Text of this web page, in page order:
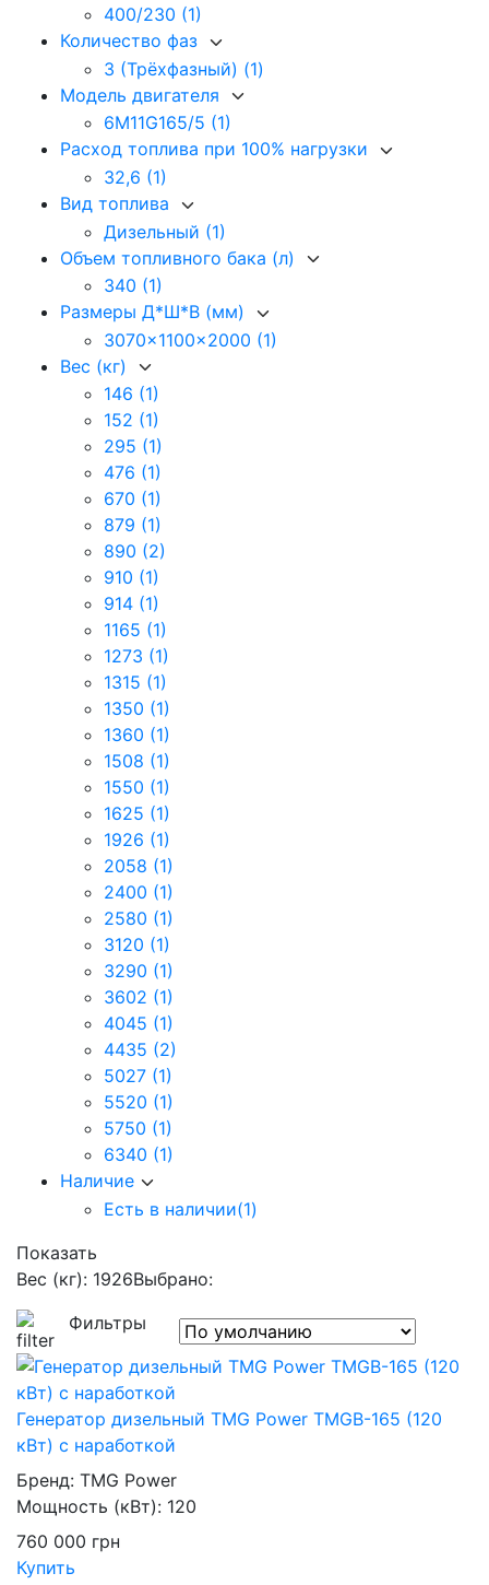
400/230 (1)
Количество фаз
3 (Трёхфазный) (1)
Модель двигателя
6M11G165/5 (1)
Расход топлива при 100% нагрузки
32,6 (1)
Вид топлива
Дизельный (1)
Объем топливного бака (л)
340 (1)
Размеры Д*Ш*В (мм)
3070x1100x2000 (1)
Вес (кг)
146 (1)
152 (1)
295 (1)
476 (1)
670 (1)
879 (1)
890 (2)
910 (1)
914 (1)
1165 (1)
1273 (1)
1315 (1)
1350 (1)
1360 (1)
1508 (1)
1550 (1)
1625 (1)
1926 (1)
2058 (1)
2400 (1)
2580 (1)
3120 (1)
3290 (1)
3602 (1)
4045 (1)
4435 (2)
5027 (1)
5520 (1)
5750 (1)
6340 (1)
Наличие
Есть в наличии(1)
Показать
Вес (кг): 1926Выбрано:
Фильтры
Генератор дизельный TMG Power TMGB-165 (120
кВт) с наработкой
Бренд: TMG Power
Мощность (кВт): 120
760 000 грн
Купить